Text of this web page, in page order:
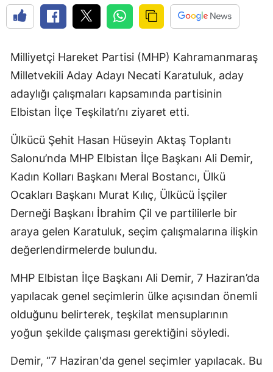
Milliyetçi Hareket Partisi (MHP) Kahramanmaraş
Milletvekili Aday Adayı Necati Karatuluk, aday
adaylığı çalışmaları kapsamında partisinin
Elbistan İlçe Teşkilatı’nı ziyaret etti.
Ülkücü Şehit Hasan Hüseyin Aktaş Toplantı
Salonu’nda MHP Elbistan İlçe Başkanı Ali Demir,
Kadın Kolları Başkanı Meral Bostancı, Ülkü
Ocakları Başkanı Murat Kılıç, Ülkücü İşçiler
Derneği Başkanı İbrahim Çil ve partililerle bir
araya gelen Karatuluk, seçim çalışmalarına ilişkin
değerlendirmelerde bulundu.
MHP Elbistan İlçe Başkanı Ali Demir, 7 Haziran’da
yapılacak genel seçimlerin ülke açısından önemli
olduğunu belirterek, teşkilat mensuplarının
yoğun şekilde çalışması gerektiğini söyledi.
Demir, “7 Haziran'da genel seçimler yapılacak. Bu